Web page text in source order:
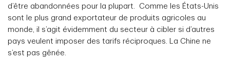
d’être abandonnées pour la plupart. Comme les États-Unis
sont le plus grand exportateur de produits agricoles au
monde, il s’agit évidemment du secteur à cibler si d’autres
pays veulent imposer des tarifs réciproques. La Chine ne
s’est pas gênée.